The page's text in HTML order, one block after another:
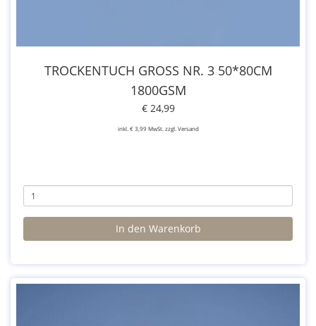
TROCKENTUCH GROSS NR. 3 50*80CM 1
800GSM
€ 24,99
inkl. € 3,99 MwSt. zzgl. Versand
In den Warenkorb